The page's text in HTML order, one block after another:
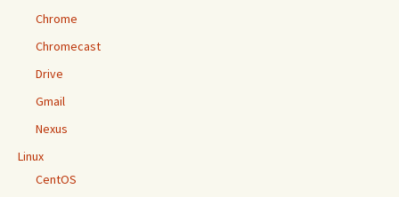
Chrome
Chromecast
Drive
Gmail
Nexus
Linux
CentOS